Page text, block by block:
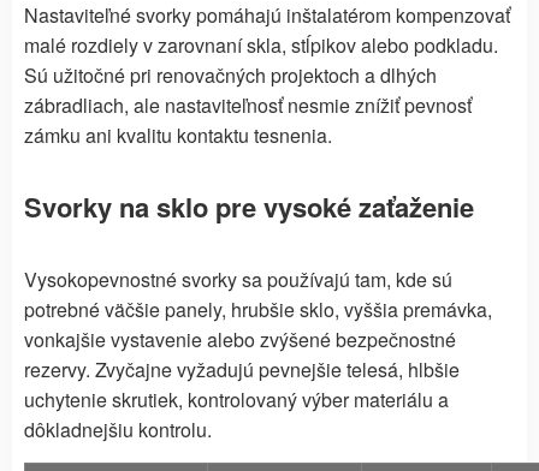
Nastaviteľné svorky pomáhajú inštalatérom kompenzovať
malé rozdiely v zarovnaní skla, stĺpikov alebo podkladu.
Sú užitočné pri renovačných projektoch a dlhých
zábradliach, ale nastaviteľnosť nesmie znížiť pevnosť
zámku ani kvalitu kontaktu tesnenia.
Svorky na sklo pre vysoké zaťaženie
Vysokopevnostné svorky sa používajú tam, kde sú
potrebné väčšie panely, hrubšie sklo, vyššia premávka,
vonkajšie vystavenie alebo zvýšené bezpečnostné
rezervy. Zvyčajne vyžadujú pevnejšie telesá, hlbšie
uchytenie skrutiek, kontrolovaný výber materiálu a
dôkladnejšiu kontrolu.